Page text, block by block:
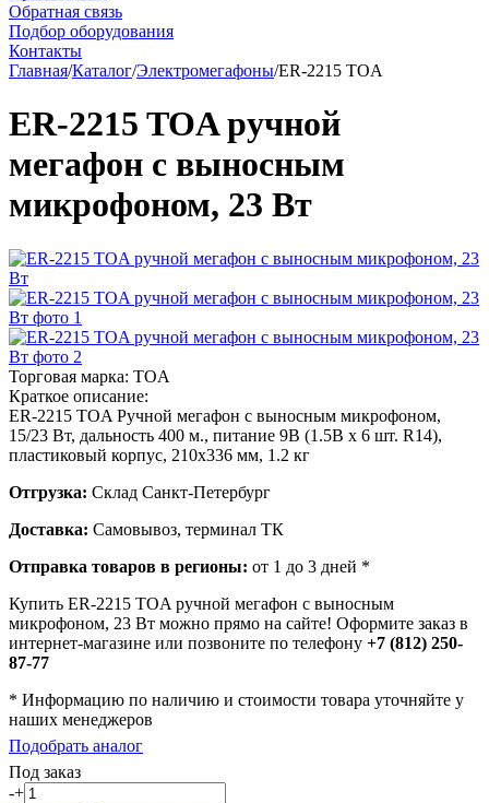
Обратная связь
Подбор оборудования
Контакты
Главная/Каталог/Электромегафоны/ER-2215 TOA
ER-2215 TOA ручной
мегафон с выносным
микрофоном, 23 Вт
Торговая марка: TOA
Краткое описание:
ER-2215 TOA Ручной мегафон с выносным микрофоном,
15/23 Вт, дальность 400 м., питание 9В (1.5В х 6 шт. R14),
пластиковый корпус, 210х336 мм, 1.2 кг
Отгрузка: Склад Санкт-Петербург
Доставка: Самовывоз, терминал ТК
Отправка товаров в регионы: от 1 до 3 дней *
Купить ER-2215 TOA ручной мегафон с выносным
микрофоном, 23 Вт можно прямо на сайте! Оформите заказ в
интернет-магазине или позвоните по телефону +7 (812) 250-
87-77
* Информацию по наличию и стоимости товара уточняйте у
наших менеджеров
Подобрать аналог
Под заказ
-+